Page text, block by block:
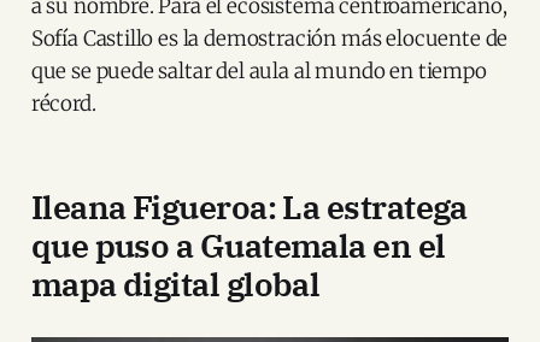
a su nombre. Para el ecosistema centroamericano,
Sofía Castillo es la demostración más elocuente de
que se puede saltar del aula al mundo en tiempo
récord.
Ileana Figueroa: La estratega
que puso a Guatemala en el
mapa digital global